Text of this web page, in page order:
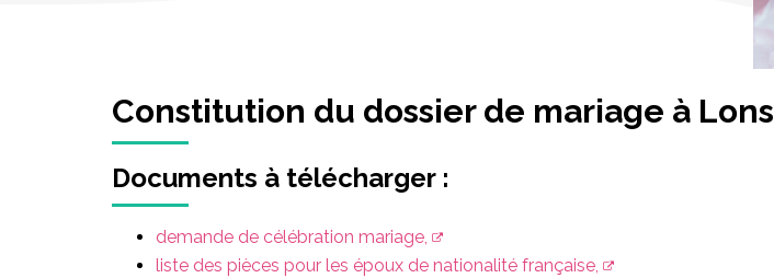
Constitution du dossier de mariage à Lons
Documents à télécharger :
demande de célébration mariage,
liste des pièces pour les époux de nationalité française,